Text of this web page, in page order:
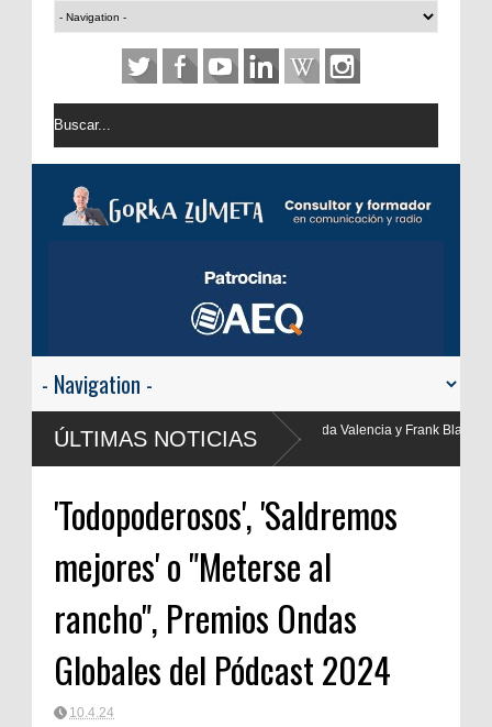
ÚLTIMAS NOTICIAS
Valencia y Frank Blanco regresan a
'Todopoderosos', 'Saldremos
mejores' o "Meterse al
rancho", Premios Ondas
Globales del Pódcast 2024
10.4.24